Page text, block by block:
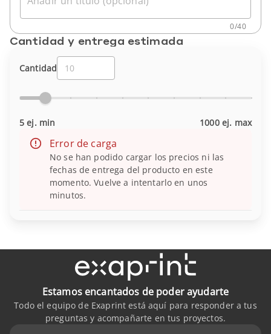
0/40
Cantidad y entrega estimada
Cantidad
5 ej. min 1000 ej. max
Error de carga
No se han podido cargar los precios ni las
fechas de entrega del producto en este
momento. Vuelve a intentarlo en unos
minutos.
Estamos encantados de poder ayudarte
Todo el equipo de Exaprint está aquí para responder a tus
preguntas y acompañarte en tus proyectos.